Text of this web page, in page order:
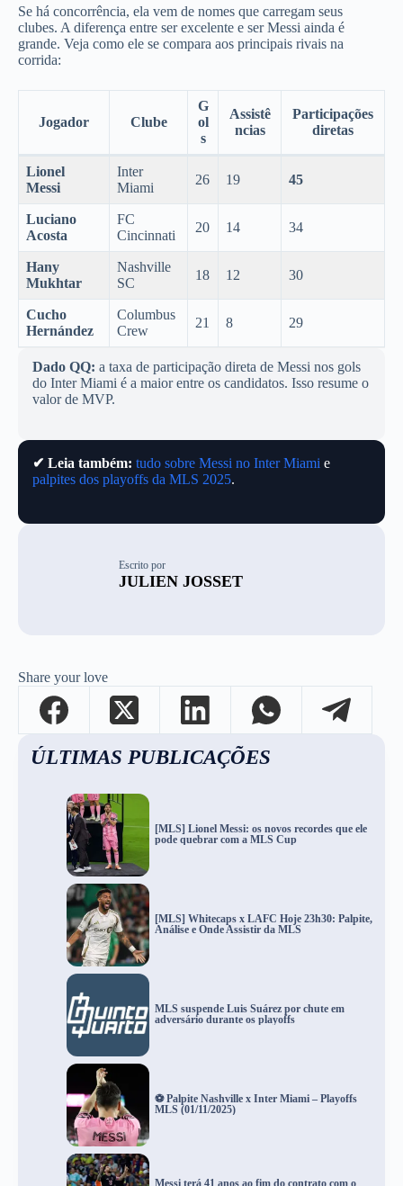
Se há concorrência, ela vem de nomes que carregam seus
clubes. A diferença entre ser excelente e ser Messi ainda é
grande. Veja como ele se compara aos principais rivais na
corrida:
Jogador Clube
G
ol
s
Assistê
ncias
Participações
diretas
Lionel
Messi
Inter
Miami
26 19 45
Luciano
Acosta
FC
Cincinnati
20 14 34
Hany
Mukhtar
Nashville
SC
18 12 30
Cucho
Hernández
Columbus
Crew
21 8 29
Dado QQ: a taxa de participação direta de Messi nos gols
do Inter Miami é a maior entre os candidatos. Isso resume o
valor de MVP.
✔ Leia também: tudo sobre Messi no Inter Miami e
palpites dos playoffs da MLS 2025.
Escrito por
JULIEN JOSSET
Share your love
ÚLTIMAS PUBLICAÇÕES
[MLS] Lionel Messi: os novos recordes que ele
pode quebrar com a MLS Cup
[MLS] Whitecaps x LAFC Hoje 23h30: Palpite,
Análise e Onde Assistir da MLS
MLS suspende Luis Suárez por chute em
adversário durante os playoffs
⚽ Palpite Nashville x Inter Miami – Playoffs
MLS (01/11/2025)